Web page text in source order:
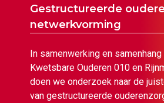
Gestructureerde
netwerkvorming
In samenwerking en
Kwetsbare Ouderen 010 en
doen we onderzoek naar de
van gestructureerde